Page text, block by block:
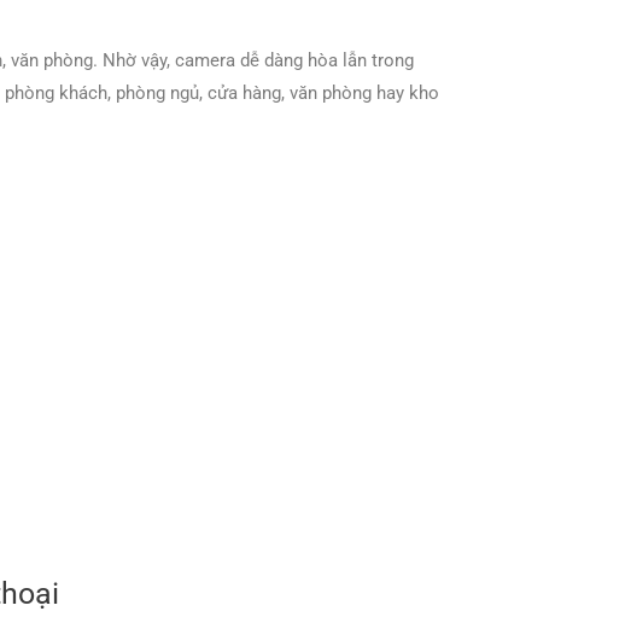
phòng. Nhờ vậy, camera dễ dàng hòa lẫn trong
khách, phòng ngủ, cửa hàng, văn phòng hay kho